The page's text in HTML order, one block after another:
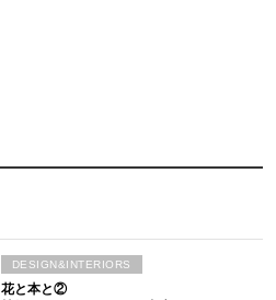
花と本と②
DESIGN&INTERIORS